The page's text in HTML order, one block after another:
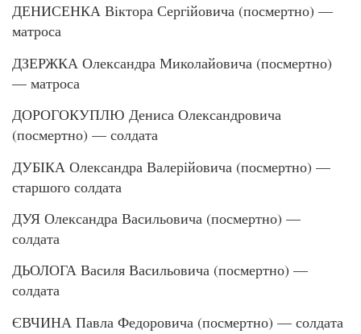
ДЕНИСЕНКА Віктора Сергійовича (посмертно) —
матроса
ДЗЕРЖКА Олександра Миколайовича (посмертно)
— матроса
ДОРОГОКУПЛЮ Дениса Олександровича
(посмертно) — солдата
ДУБІКА Олександра Валерійовича (посмертно) —
старшого солдата
ДУЯ Олександра Васильовича (посмертно) —
солдата
ДЬОЛОГА Василя Васильовича (посмертно) —
солдата
ЄВЧИНА Павла Федоровича (посмертно) — солдата